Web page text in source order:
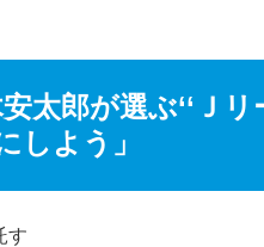
太郎が選ぶ‘‘Ｊ
しよう」
す